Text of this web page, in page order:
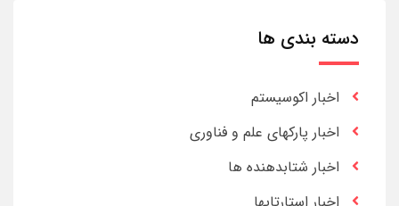
دسته بندی ها
اخبار اکوسیستم
اخبار پارکهای علم و فناوری
اخبار شتابدهنده ها